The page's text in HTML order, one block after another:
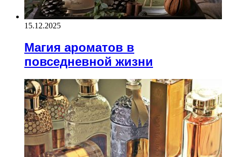
15.12.2025
Магия ароматов в
повседневной жизни